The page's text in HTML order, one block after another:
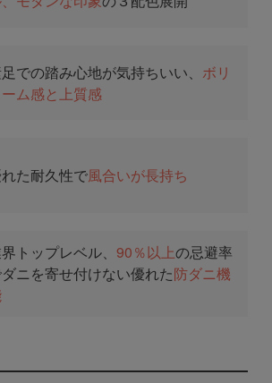
での踏み心地が気持ちいい、 ボリ
ーム感と上質感
た耐久性で風合いが長持ち
トップレベル、90％以上の忌避率
ニを寄せ付けない優れた防ダニ機